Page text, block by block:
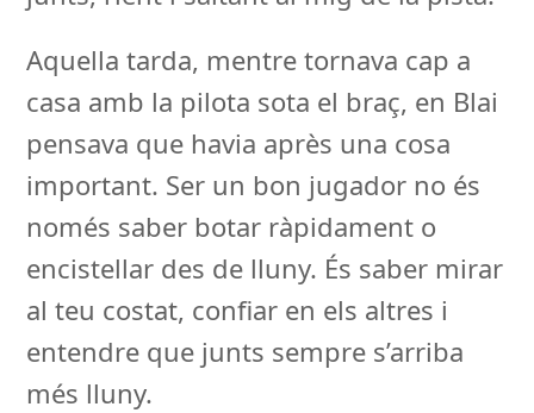
Aquella tarda, mentre tornava cap a
casa amb la pilota sota el braç, en Blai
pensava que havia après una cosa
important. Ser un bon jugador no és
només saber botar ràpidament o
encistellar des de lluny. És saber mirar
al teu costat, confiar en els altres i
entendre que junts sempre s’arriba
més lluny.